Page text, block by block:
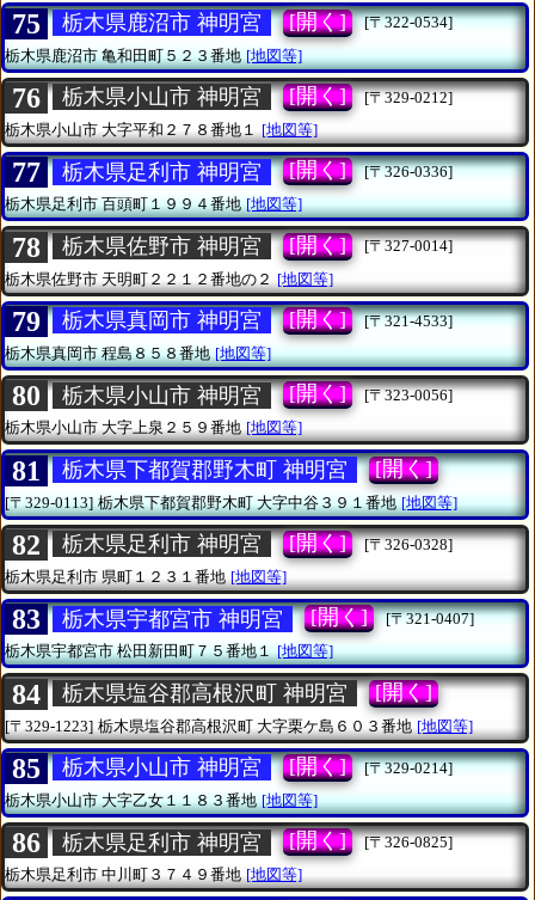
75 栃木県鹿沼市 神明宮 [開く]
[〒322-0534]
栃木県鹿沼市亀和田町５２３番地 [地図等]
76 栃木県小山市 神明宮 [開く]
[〒329-0212]
栃木県小山市 大字平和２７８番地１ [地図等]
77 栃木県足利市 神明宮 [開く]
[〒326-0336]
栃木県足利市百頭町１９９４番地 [地図等]
78 栃木県佐野市 神明宮 [開く]
[〒327-0014]
栃木県佐野市 天明町２２１２番地の２ [地図等]
79 栃木県真岡市 神明宮 [開く]
[〒321-4533]
栃木県真岡市程島８５８番地 [地図等]
80 栃木県小山市 神明宮 [開く]
[〒323-0056]
栃木県小山市大字上泉２５９番地 [地図等]
81 栃木県下都賀郡野木町 神明宮 [開く]
[〒329-0113] 栃木県下都賀郡野木町大字中谷３９１番地 [地図等]
82 栃木県足利市 神明宮 [開く]
[〒326-0328]
栃木県足利市 県町１２３１番地 [地図等]
83 栃木県宇都宮市 神明宮 [開く]
[〒321-0407]
栃木県宇都宮市松田新田町７５番地１ [地図等]
84 栃木県塩谷郡高根沢町 神明宮 [開く]
[〒329-1223] 栃木県塩谷郡高根沢町 大字栗ケ島６０３番地 [地図等]
85 栃木県小山市 神明宮 [開く]
[〒329-0214]
栃木県小山市大字乙女１１８３番地 [地図等]
86 栃木県足利市 神明宮 [開く]
[〒326-0825]
栃木県足利市中川町３７４９番地 [地図等]